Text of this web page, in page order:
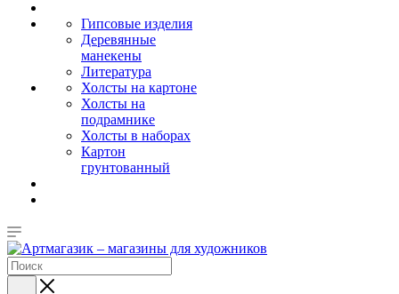
Гипсовые изделия
Деревянные
манекены
Литература
Холсты на картоне
Холсты на
подрамнике
Холсты в наборах
Картон
грунтованный